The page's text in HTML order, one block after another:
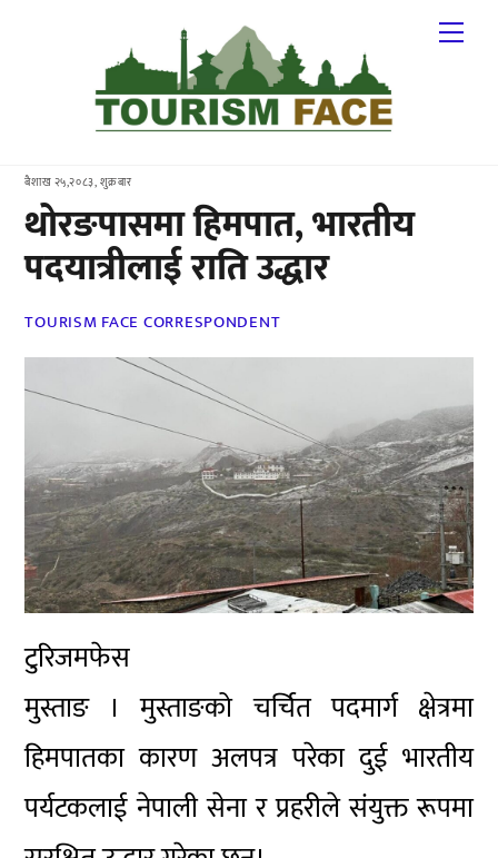
बैशाख २५,२०८३, शुक्रबार
थोरङपासमा हिमपात, भारतीय
पदयात्रीलाई राति उद्धार
TOURISM FACE CORRESPONDENT
टुरिजमफेस
मुस्ताङ । मुस्ताङको चर्चित पदमार्ग क्षेत्रमा
हिमपातका कारण अलपत्र परेका दुई भारतीय
पर्यटकलाई नेपाली सेना र प्रहरीले संयुक्त रूपमा